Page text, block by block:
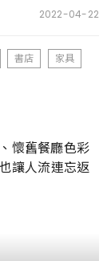
2022-04-22
書店
家具